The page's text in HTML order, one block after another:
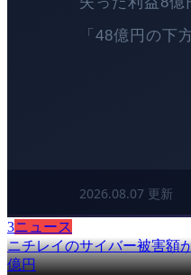
3ニュース
ニチレイのサイバー被害額
億円